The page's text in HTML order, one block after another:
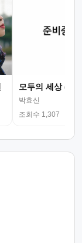
모두의 세상 (뮤
박효신
조회수 1,307